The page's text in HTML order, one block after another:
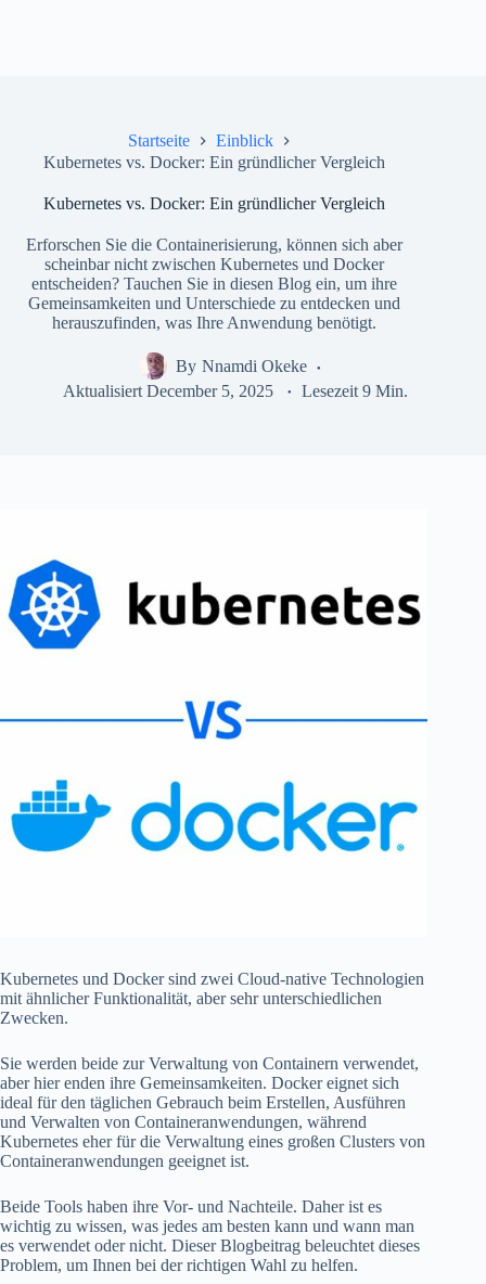
Startseite
Einblick
Kubernetes vs. Docker: Ein gründlicher Vergleich
Kubernetes vs. Docker: Ein gründlicher Vergleich
Erforschen Sie die Containerisierung, können sich aber
scheinbar nicht zwischen Kubernetes und Docker
entscheiden? Tauchen Sie in diesen Blog ein, um ihre
Gemeinsamkeiten und Unterschiede zu entdecken und
herauszufinden, was Ihre Anwendung benötigt.
By Nnamdi Okeke
Aktualisiert December 5, 2025 Lesezeit 9 Min.
Kubernetes und Docker sind zwei Cloud-native Technologien
mit ähnlicher Funktionalität, aber sehr unterschiedlichen
Zwecken.
Sie werden beide zur Verwaltung von Containern verwendet,
aber hier enden ihre Gemeinsamkeiten. Docker eignet sich
ideal für den täglichen Gebrauch beim Erstellen, Ausführen
und Verwalten von Containeranwendungen, während
Kubernetes eher für die Verwaltung eines großen Clusters von
Containeranwendungen geeignet ist.
Beide Tools haben ihre Vor- und Nachteile. Daher ist es
wichtig zu wissen, was jedes am besten kann und wann man
es verwendet oder nicht. Dieser Blogbeitrag beleuchtet dieses
Problem, um Ihnen bei der richtigen Wahl zu helfen.